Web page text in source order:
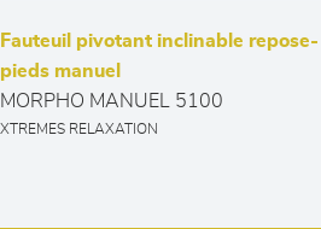
Fauteuil pivotant inclinable repose-
pieds manuel
MORPHO MANUEL 5100
XTREMES RELAXATION